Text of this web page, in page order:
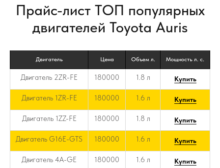
Прайс-лист ТОП популярных
двигателей Toyota Auris
Двигатель Цена Объем л. Мощность л. с.
Двигатель 2ZR-FE 180000 1.8 л Купить
Двигатель 1ZR-FE 180000 1.6 л Купить
Двигатель 1ZZ-FE 180000 1.8 л Купить
Двигатель G16E-GTS 180000 1.6 л Купить
Двигатель 4A-GE 180000 1.6 л Купить